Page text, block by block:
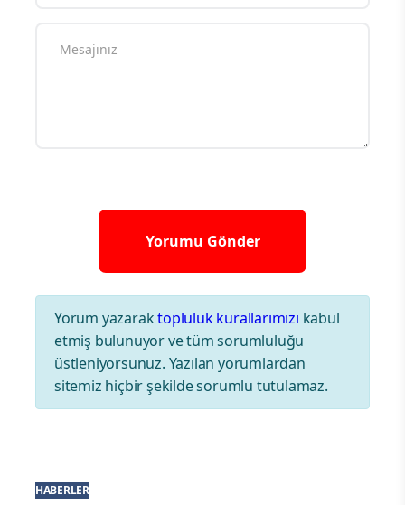
Yorum yazaraktopluluk kurallarımızı kabul
etmiş bulunuyor ve tüm sorumluluğu
üstleniyorsunuz. Yazılan yorumlardan
sitemiz hiçbir şekilde sorumlu tutulamaz.
HABERLER